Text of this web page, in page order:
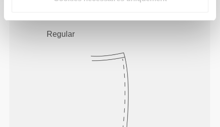
Regular